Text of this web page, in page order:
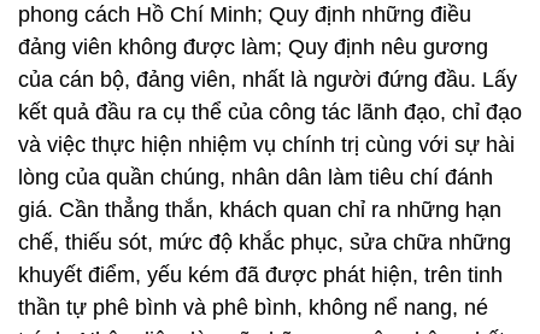
phong cách Hồ Chí Minh; Quy định những điều
đảng viên không được làm; Quy định nêu gương
của cán bộ, đảng viên, nhất là người đứng đầu. Lấy
kết quả đầu ra cụ thể của công tác lãnh đạo, chỉ đạo
và việc thực hiện nhiệm vụ chính trị cùng với sự hài
lòng của quần chúng, nhân dân làm tiêu chí đánh
giá. Cần thẳng thắn, khách quan chỉ ra những hạn
chế, thiếu sót, mức độ khắc phục, sửa chữa những
khuyết điểm, yếu kém đã được phát hiện, trên tinh
thần tự phê bình và phê bình, không nể nang, né